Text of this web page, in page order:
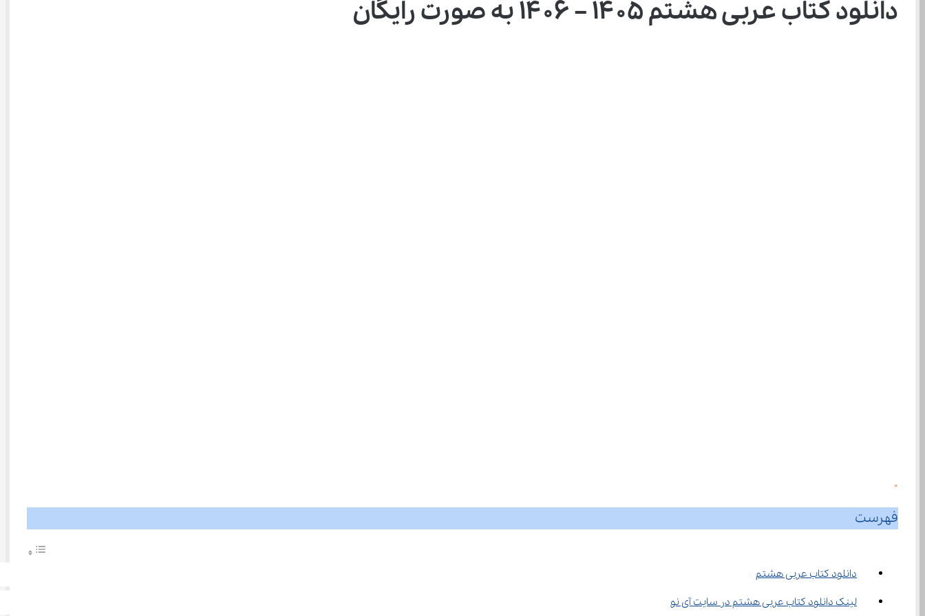
دانلود کتاب عربی هشتم ۱۴۰۵ – ۱۴۰۶ به صورت رایگان
0
فهرست
دانلود کتاب عربی هشتم
لینک دانلود کتاب عربی هشتم در سایت آی نو